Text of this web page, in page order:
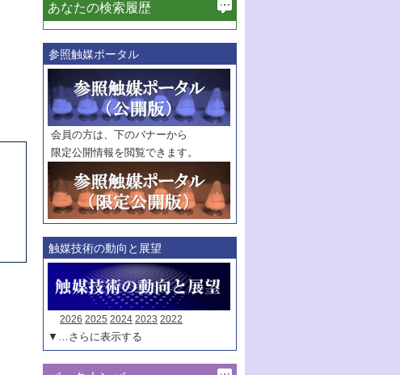
必ず含む
巻・号指定
巻
号
範囲指定
巻
号～
巻
号
触媒年鑑
年度
記事種別
マーク：
マークあり
あなたの検索履歴
参照触媒ポータル
会員の方は、下のバナーから
限定公開情報を閲覧できます。
触媒技術の動向と展望
2026 2025 2024 2023 2022
▼…さらに表示する